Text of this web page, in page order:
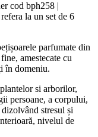
cod bph258 |
la un set de 6
parfumate din
amestecate cu
în domeniu.
si arborilor,
persoane, a corpului,
stresul și
nivelul de